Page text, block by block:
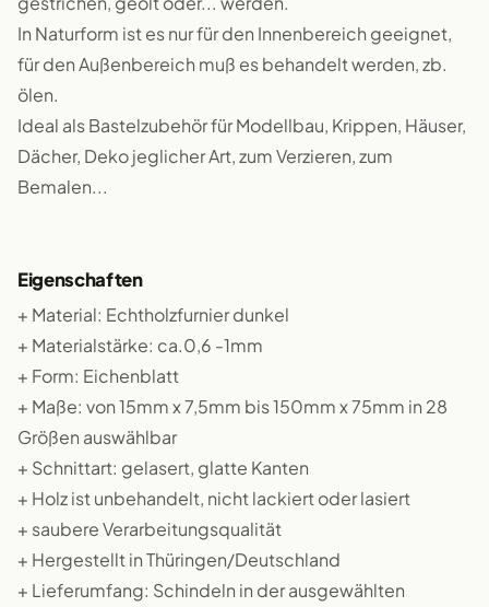
In Naturform ist es nur für den Innenbereich geeignet,
für den Außenbereich muß es behandelt werden, zb.
ölen.
Ideal als Bastelzubehör für Modellbau, Krippen, Häuser,
Dächer, Deko jeglicher Art, zum Verzieren, zum
Bemalen...
Eigenschaften
+ Material: Echtholzfurnier dunkel
+ Materialstärke: ca.0,6 -1mm
+ Form: Eichenblatt
+ Maße: von 15mm x 7,5mm bis 150mm x 75mm in 28
Größen auswählbar
+ Schnittart: gelasert, glatte Kanten
+ Holz ist unbehandelt, nicht lackiert oder lasiert
+ saubere Verarbeitungsqualität
+ Hergestellt in Thüringen/Deutschland
+ Lieferumfang: Schindeln in der ausgewählten